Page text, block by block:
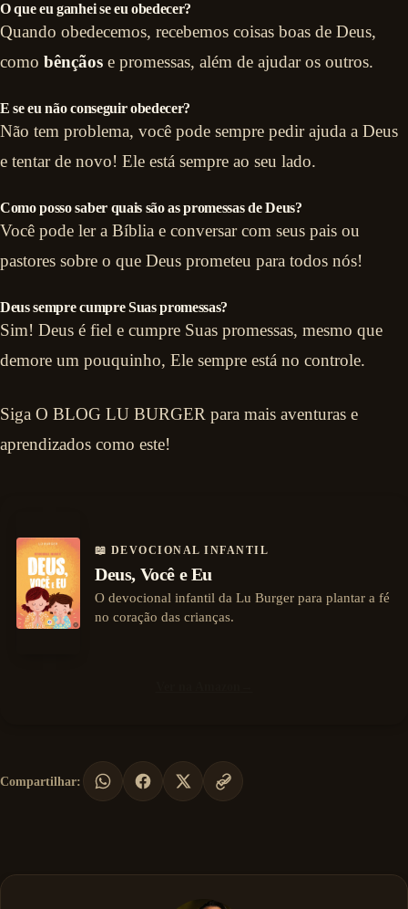
O que eu ganhei se eu obedecer?
Quando obedecemos, recebemos coisas boas de Deus,
como bênçãos e promessas, além de ajudar os outros.
E se eu não conseguir obedecer?
Não tem problema, você pode sempre pedir ajuda a Deus
e tentar de novo! Ele está sempre ao seu lado.
Como posso saber quais são as promessas de Deus?
Você pode ler a Bíblia e conversar com seus pais ou
pastores sobre o que Deus prometeu para todos nós!
Deus sempre cumpre Suas promessas?
Sim! Deus é fiel e cumpre Suas promessas, mesmo que
demore um pouquinho, Ele sempre está no controle.
Siga O BLOG LU BURGER para mais aventuras e
aprendizados como este!
📖 DEVOCIONAL INFANTIL
Deus, Você e Eu
O devocional infantil da Lu Burger para plantar a fé
no coração das crianças.
Compartilhar: